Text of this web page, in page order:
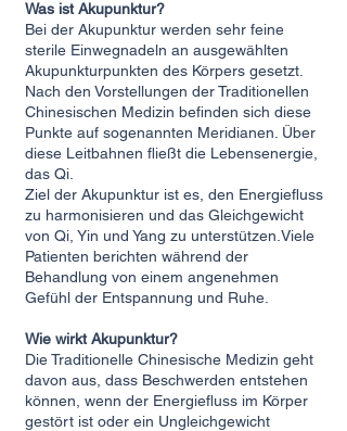
Was ist Akupunktur?
Bei der Akupunktur werden sehr feine
sterile Einwegnadeln an ausgewählten
Akupunkturpunkten des Körpers gesetzt.
Nach den Vorstellungen der Traditionellen
Chinesischen Medizin befinden sich diese
Punkte auf sogenannten Meridianen. Über
diese Leitbahnen fließt die Lebensenergie,
das Qi.
Ziel der Akupunktur ist es, den Energiefluss
zu harmonisieren und das Gleichgewicht
von Qi, Yin und Yang zu unterstützen.Viele
Patienten berichten während der
Behandlung von einem angenehmen
Gefühl der Entspannung und Ruhe.
Wie wirkt Akupunktur?
Die Traditionelle Chinesische Medizin geht
davon aus, dass Beschwerden entstehen
können, wenn der Energiefluss im Körper
gestört ist oder ein Ungleichgewicht